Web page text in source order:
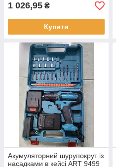
1 026,95 ₴
Купити
Акумуляторний шурупокрут із
насадками в кейсі ART 9499